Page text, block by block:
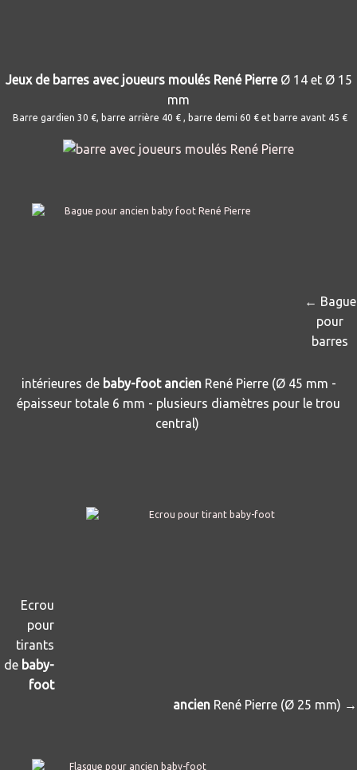
Jeux de barres avec joueurs moulés René Pierre Ø 14 et Ø 15
mm
Barre gardien 30 €, barre arrière 40 € , barre demi 60 € et barre avant 45 €
← Bague
pour
barres
intérieures de baby-foot ancien René Pierre (Ø 45 mm -
épaisseur totale 6 mm - plusieurs diamètres pour le trou
central)
Ecrou
pour
tirants
de baby-
foot
ancien René Pierre (Ø 25 mm) →